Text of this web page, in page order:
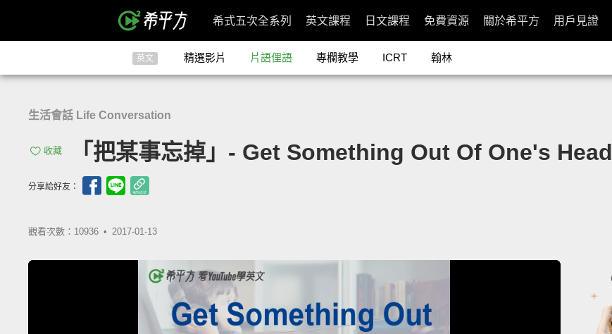
希式五次全系列 英文課程 日文課程 免費資源 關於希平方 用戶見證
英文 精選影片 片語俚語 專欄教學 ICRT 翰林
生活會話 Life Conversation
收藏 「把某事忘掉」- Get Something Out Of One's Head
分享給好友：
觀看次數：10936 • 2017-01-13